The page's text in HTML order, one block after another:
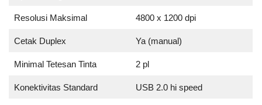
Resolusi Maksimal 4800 x 1200 dpi
Cetak Duplex Ya (manual)
Minimal Tetesan Tinta 2 pl
Konektivitas Standard USB 2.0 hi speed